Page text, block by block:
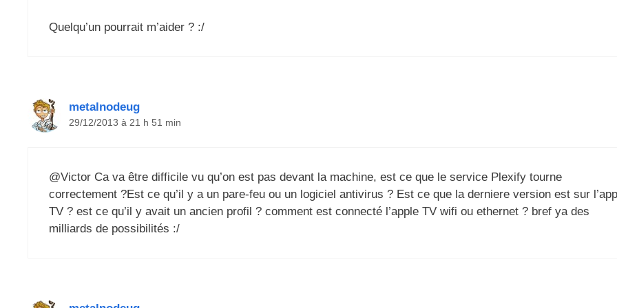
Quelqu’un pourrait m’aider ? :/
metalnodeug
29/12/2013 à 21 h 51 min
@Victor Ca va être difficile vu qu’on est pas devant la machine, est ce que le service Plexify tourne
correctement ?Est ce qu’il y a un pare-feu ou un logiciel antivirus ? Est ce que la derniere version est sur
TV ? est ce qu’il y avait un ancien profil ? comment est connecté l’apple TV wifi ou ethernet ? bref ya des
milliards de possibilités :/